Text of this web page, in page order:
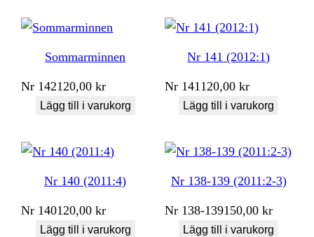
Sommarminnen
Nr 142120,00kr
Lägg till i varukorg
Nr 141 (2012:1)
Nr 141 120,00kr
Lägg till i varukorg
Nr 140 (2011:4)
Nr 140120,00kr
Lägg till i varukorg
Nr 138-139 (2011:2-3)
Nr 138-139150,00kr
Lägg till i varukorg